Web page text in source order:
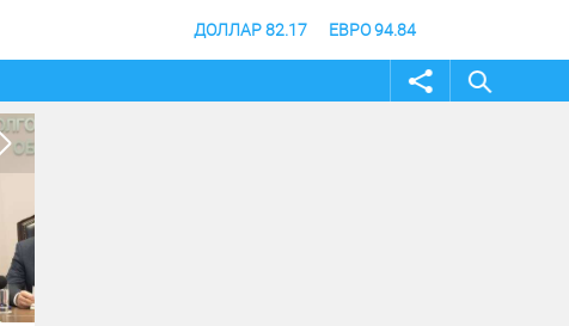
ДОЛЛАР 82.17 ЕВРО 94.84